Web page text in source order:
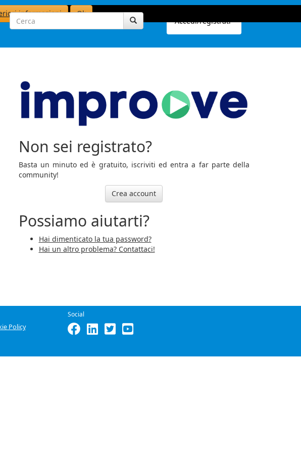
informazioni Ok
Accedi/registrati
Non sei registrato?
Basta un minuto ed è gratuito, iscriviti ed entra a far parte della
community!
Crea account
Possiamo aiutarti?
Hai dimenticato la tua password?
Hai un altro problema? Contattaci!
Policy
Social